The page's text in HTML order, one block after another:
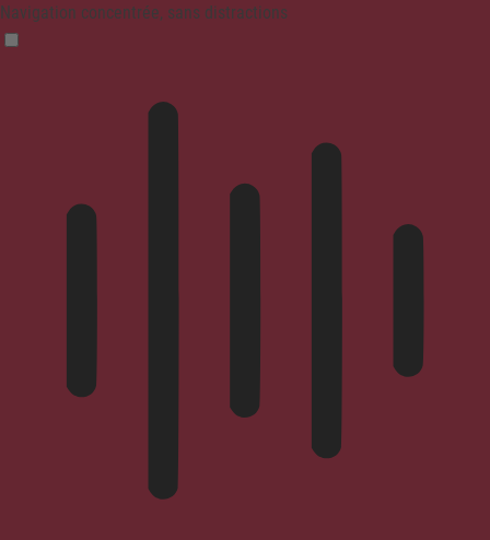
Navigation concentrée, sans distractions